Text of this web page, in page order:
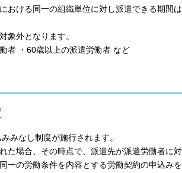
おける同一の組織単位に対し派遣できる期間
象外となります。
者 ・60歳以上の派遣労働者 など
みなし制度が施行されます。
た場合、その時点で、派遣先が派遣労働者に
一の労働条件を内容とする労働契約の申込み